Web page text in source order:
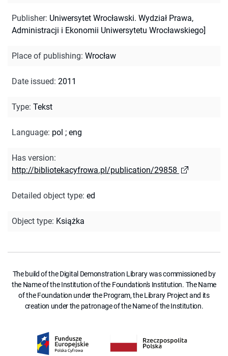
Publisher: Uniwersytet Wrocławski. Wydział Prawa,
Administracji i Ekonomii Uniwersytetu Wrocławskiego]
Place of publishing: Wrocław
Date issued: 2011
Type: Tekst
Language: pol ; eng
Has version:
http://bibliotekacyfrowa.pl/publication/29858
Detailed object type: ed
Object type: Książka
The build of the Digital Demonstration Library was commissioned by
the Name of the Institution of the Foundation's Institution. The Name
of the Foundation under the Program, the Library Project and its
creation under the patronage of the Name of the Institution.